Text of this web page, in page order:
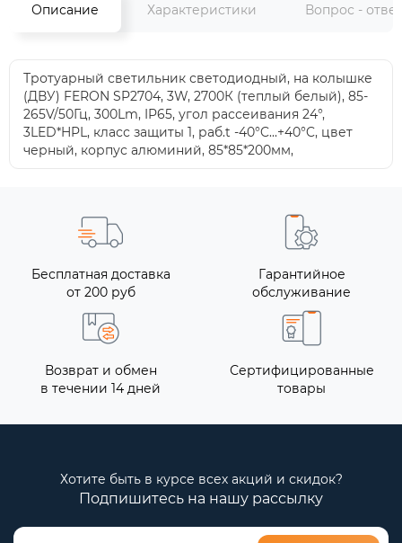
Описание Характеристики Вопрос -
Тротуарный светильник светодиодный, на колышке
(ДВУ) FERON SP2704, 3W, 2700К (теплый белый), 85-
265V/50Гц, 300Lm, IP65, угол рассеивания 24°,
3LED*HPL, класс защиты 1, раб.t -40°C...+40°C, цвет
черный, корпус алюминий, 85*85*200мм,
Бесплатная доставка
от 200 руб
Гарантийное
обслуживание
Возврат и обмен
в течении 14 дней
Сертифицированные
товары
Хотите быть в курсе всех акций и скидок?
Подпишитесь на нашу рассылку